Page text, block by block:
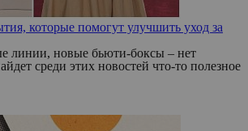
которые помогут улучшить уход за
линии, новые бьюти-боксы – нет
среди этих новостей что-то полезное